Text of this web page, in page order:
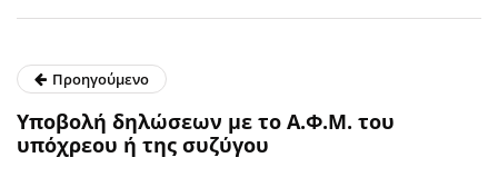
Προηγούμενο
Υποβολή δηλώσεων με το Α.Φ.Μ. του
υπόχρεου ή της συζύγου